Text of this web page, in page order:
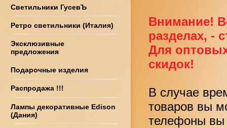
Светильники ГусевЪ
Ретро светильники (Италия)
Эксклюзивные
предложения
Подарочные изделия
Распродажа !!!
Лампы декоративные Edison
(Дания)
Внимание!
разделах, -
Для
скидок!
В случае
товаров вы
телефоны вы